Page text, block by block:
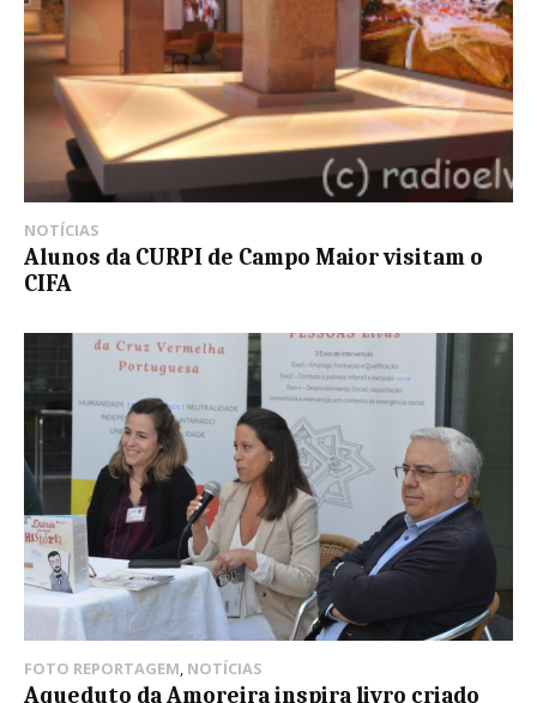
NOTÍCIAS
Alunos da CURPI de Campo Maior visitam o
CIFA
FOTO REPORTAGEM, NOTÍCIAS
Aqueduto da Amoreira inspira livro criado